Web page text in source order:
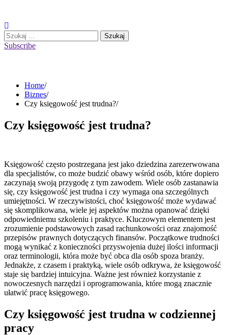
content
Szukaj:
Subscribe
Home
Biznes
Czy księgowość jest trudna?
Czy księgowość jest trudna?
Księgowość często postrzegana jest jako dziedzina zarezerwowana
dla specjalistów, co może budzić obawy wśród osób, które dopiero
zaczynają swoją przygodę z tym zawodem. Wiele osób zastanawia
się, czy księgowość jest trudna i czy wymaga ona szczególnych
umiejętności. W rzeczywistości, choć księgowość może wydawać
się skomplikowana, wiele jej aspektów można opanować dzięki
odpowiedniemu szkoleniu i praktyce. Kluczowym elementem jest
zrozumienie podstawowych zasad rachunkowości oraz znajomość
przepisów prawnych dotyczących finansów. Początkowe trudności
mogą wynikać z konieczności przyswojenia dużej ilości informacji
oraz terminologii, która może być obca dla osób spoza branży.
Jednakże, z czasem i praktyką, wiele osób odkrywa, że księgowość
staje się bardziej intuicyjna. Ważne jest również korzystanie z
nowoczesnych narzędzi i oprogramowania, które mogą znacznie
ułatwić pracę księgowego.
Czy księgowość jest trudna w codziennej
pracy